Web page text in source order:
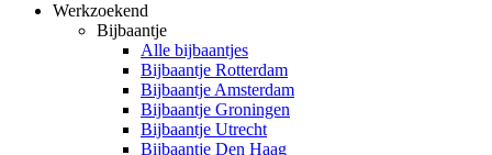
Werkzoekend
Bijbaantje
Alle bijbaantjes
Bijbaantje Rotterdam
Bijbaantje Amsterdam
Bijbaantje Groningen
Bijbaantje Utrecht
Bijbaantje Den Haag